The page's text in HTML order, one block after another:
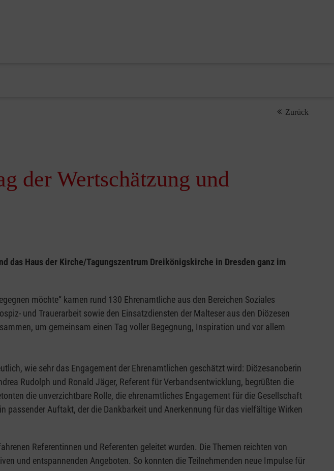
Zurück
der Wertschätzung und
das Haus der Kirche/Tagungszentrum Dreikönigskirche in Dresden ganz im
möchte“ kamen rund 130 Ehrenamtliche aus den Bereichen Soziales
und Trauerarbeit sowie den Einsatzdiensten der Malteser aus den Diözesen
um gemeinsam einen Tag voller Begegnung, Inspiration und vor allem
wie sehr das Engagement der Ehrenamtlichen geschätzt wird: Diözesanoberin
Rudolph und Ronald Jäger, Referent für Verbandsentwicklung, begrüßten die
die unverzichtbare Rolle, die ehrenamtliches Engagement für die Gesellschaft
passender Auftakt, der die Dankbarkeit und Anerkennung für das vielfältige Wirken
Referentinnen und Referenten geleitet wurden. Die Themen reichten von
und entspannenden Angeboten. So konnten die Teilnehmenden neue Impulse für